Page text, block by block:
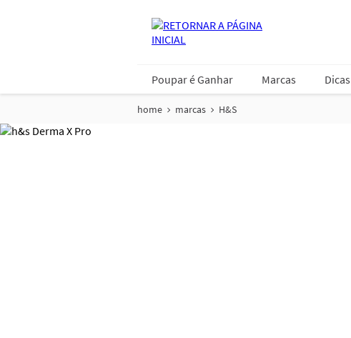
Poupar é Ganhar Marcas Dicas
home marcas H&S